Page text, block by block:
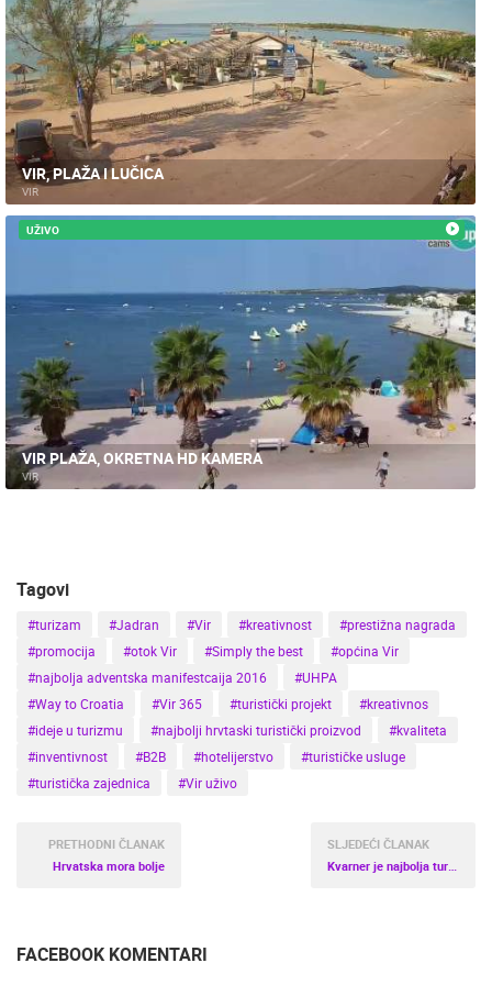
VIR, PLAŽA I LUČICA
VIR
UŽIVO
VIR PLAŽA, OKRETNA HD KAMERA
VIR
Tagovi
#turizam #Jadran #Vir #kreativnost
#prestižna nagrada
#promocija
#otok Vir #Simply the best
#općina Vir
#najbolja adventska manifestcaija 2016
#UHPA
#Way to Croatia
#Vir 365 #turistički projekt
#kreativnos
#ideje u turizmu
#najbolji hrvtaski turistički proizvod
#kvaliteta
#inventivnost
#B2B #hotelijerstvo
#turističke usluge
#turistička zajednica
#Vir uživo
PRETHODNI ČLANAK
Hrvatska mora bolje
SLJEDEĆI ČLANAK
FACEBOOK KOMENTARI